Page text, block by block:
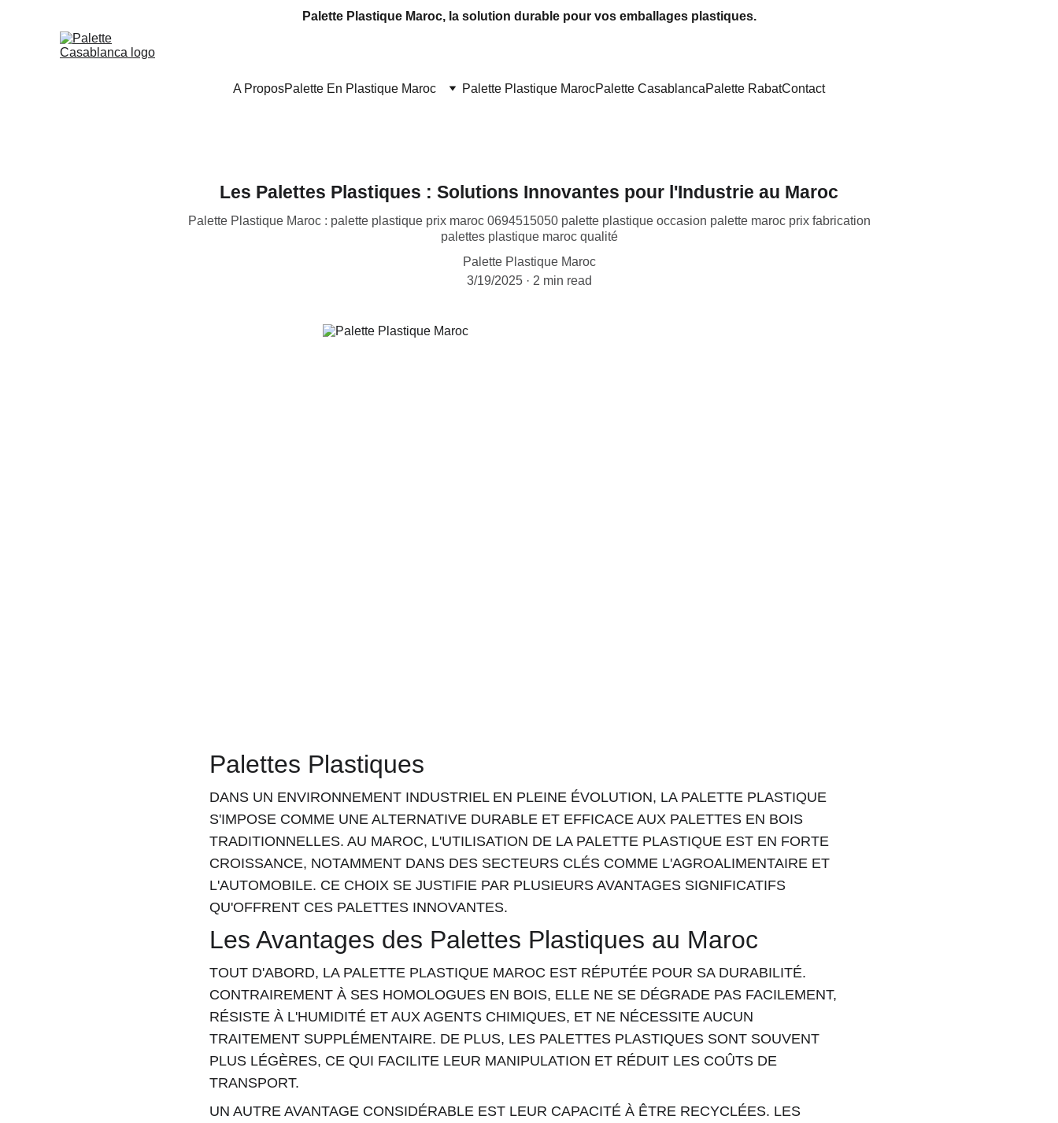
Palette Plastique Maroc, la solution durable pour vos emballages plastiques.
A ProposPalette En Plastique Maroc Palette Plastique MarocPalette CasablancaPalette RabatContact
Les Palettes Plastiques : Solutions Innovantes pour l'Industrie au Maroc
Palette Plastique Maroc : palette plastique prix maroc 0694515050 palette plastique occasion palette maroc prix fabrication
palettes plastique maroc qualité
Palette Plastique Maroc
3/19/2025
2 min read
Palettes Plastiques
DANS UN ENVIRONNEMENT INDUSTRIEL EN PLEINE ÉVOLUTION, LA PALETTE PLASTIQUE
S'IMPOSE COMME UNE ALTERNATIVE DURABLE ET EFFICACE AUX PALETTES EN BOIS
TRADITIONNELLES. AU MAROC, L'UTILISATION DE LA PALETTE PLASTIQUE EST EN FORTE
CROISSANCE, NOTAMMENT DANS DES SECTEURS CLÉS COMME L'AGROALIMENTAIRE ET
L'AUTOMOBILE. CE CHOIX SE JUSTIFIE PAR PLUSIEURS AVANTAGES SIGNIFICATIFS
QU'OFFRENT CES PALETTES INNOVANTES.
Les Avantages des Palettes Plastiques au Maroc
TOUT D'ABORD, LA PALETTE PLASTIQUE MAROC EST RÉPUTÉE POUR SA DURABILITÉ.
CONTRAIREMENT À SES HOMOLOGUES EN BOIS, ELLE NE SE DÉGRADE PAS FACILEMENT,
RÉSISTE À L'HUMIDITÉ ET AUX AGENTS CHIMIQUES, ET NE NÉCESSITE AUCUN
TRAITEMENT SUPPLÉMENTAIRE. DE PLUS, LES PALETTES PLASTIQUES SONT SOUVENT
PLUS LÉGÈRES, CE QUI FACILITE LEUR MANIPULATION ET RÉDUIT LES COÛTS DE
TRANSPORT.
UN AUTRE AVANTAGE CONSIDÉRABLE EST LEUR CAPACITÉ À ÊTRE RECYCLÉES. LES